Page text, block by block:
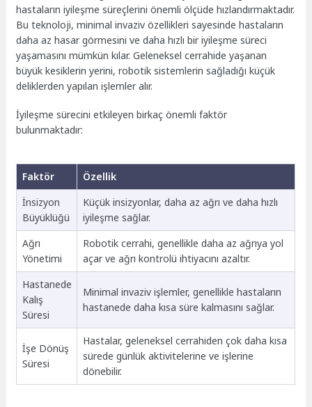
hastaların iyileşme süreçlerini önemli ölçüde hızlandırmaktadır.
Bu teknoloji, minimal invaziv özellikleri sayesinde hastaların
daha az hasar görmesini ve daha hızlı bir iyileşme süreci
yaşamasını mümkün kılar. Geleneksel cerrahide yaşanan
büyük kesiklerin yerini, robotik sistemlerin sağladığı küçük
deliklerden yapılan işlemler alır.
İyileşme sürecini etkileyen birkaç önemli faktör
bulunmaktadır:
Faktör
Özellik
İnsizyon
Büyüklüğü
Küçük insizyonlar, daha az ağrı ve daha hızlı
iyileşme sağlar.
Ağrı
Yönetimi
Robotik cerrahi, genellikle daha az ağrıya yol
açar ve ağrı kontrolü ihtiyacını azaltır.
Hastanede
Kalış
Süresi
Minimal invaziv işlemler, genellikle hastaların
hastanede daha kısa süre kalmasını sağlar.
İşe Dönüş
Süresi
Hastalar, geleneksel cerrahiden çok daha kısa
sürede günlük aktivitelerine ve işlerine
dönebilir.